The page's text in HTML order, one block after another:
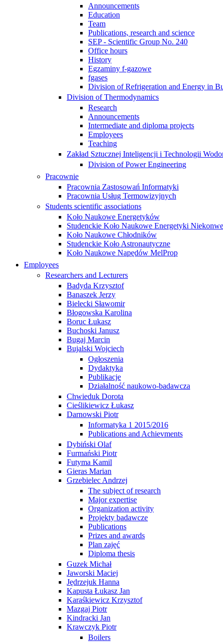
Announcements
Education
Team
Publications, research and science
SEP - Scientific Group No. 240
Office hours
History
Egzaminy f-gazowe
fgases
Division of Refrigeration and Energy in
Division of Thermodynamics
Research
Announcements
Intermediate and diploma projects
Employees
Teaching
Zakład Sztucznej Inteligencji i Technologii
Division of Power Engineering
Pracownie
Pracownia Zastosowań Informatyki
Pracownia Usług Termowizyjnych
Students scientific associations
Koło Naukowe Energetyków
Studenckie Koło Naukowe Energetyki
Koło Naukowe Chłodników
Studenckie Koło Astronautyczne
Koło Naukowe Napędów MelProp
Employees
Researchers and Lecturers
Badyda Krzysztof
Banaszek Jerzy
Bielecki Sławomir
Błogowska Karolina
Boruc Łukasz
Buchoski Janusz
Bugaj Marcin
Bujalski Wojciech
Ogłoszenia
Dydaktyka
Publikacje
Działalność naukowo-badawcza
Chwieduk Dorota
Cieślikiewicz Łukasz
Darnowski Piotr
Informatyka 1 2015/2016
Publications and Achievments
Dybiński Olaf
Furmański Piotr
Futyma Kamil
Gieras Marian
Grzebielec Andrzej
The subject of research
Major expertise
Organization activity
Projekty badawcze
Publications
Prizes and awards
Plan zajęć
Diploma thesis
Guzek Michał
Jaworski Maciej
Jędrzejuk Hanna
Kapusta Łukasz Jan
Karaśkiewicz Krzysztof
Mazgaj Piotr
Kindracki Jan
Krawczyk Piotr
Boilers